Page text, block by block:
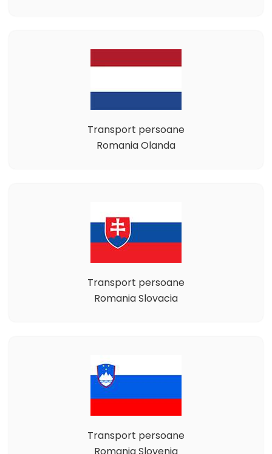
Transport persoane
Romania Olanda
Transport persoane
Romania Slovacia
Transport persoane
Romania Slovenia